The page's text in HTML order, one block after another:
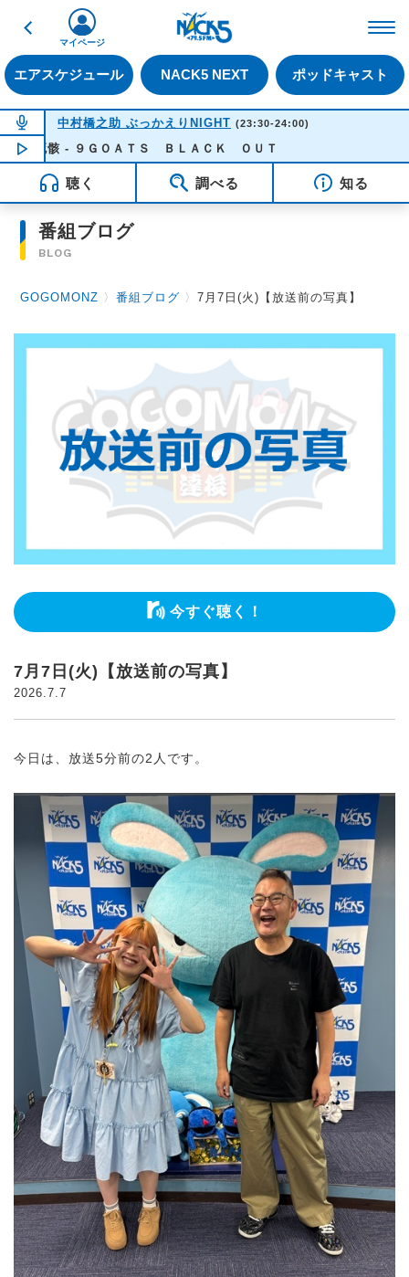
戻る
エアスケジュール NACK5 NEXT ポッドキャスト
マイページ
NOW ON AIR
中村橋之助 ぶっかえりNIGHT (23:30-24:00)
NOW PLAYING 23:24
死骸 - ９ＧＯＡＴＳ ＢＬＡＣＫ ＯＵＴ
聴く 調べる 知る
番組ブログ
BLOG
GOGOMONZ 〉番組ブログ 〉7月7日(火)【放送前の写真】
今すぐ聴く！
7月7日(火)【放送前の写真】
2026.7.7
今日は、放送5分前の2人です。